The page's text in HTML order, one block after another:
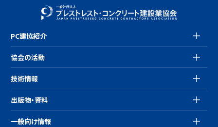
PC建協紹介
協会の活動
技術情報
出版物・資料
一般向け情報